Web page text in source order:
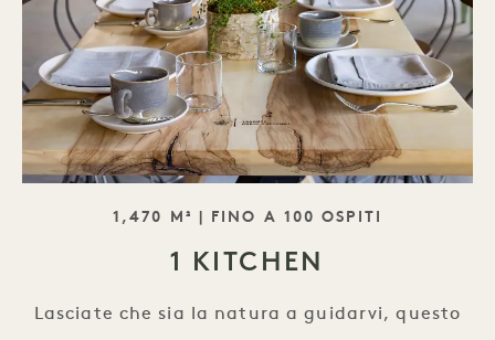
SLOGAN
1,470 M² | FINO A 100 OSPITI
1 KITCHEN
Lasciate che sia la natura a guidarvi, questo